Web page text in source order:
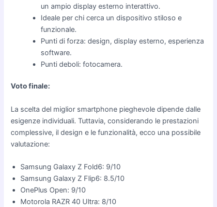
un ampio display esterno interattivo.
Ideale per chi cerca un dispositivo stiloso e
funzionale.
Punti di forza: design, display esterno, esperienza
software.
Punti deboli: fotocamera.
Voto finale:
La scelta del miglior smartphone pieghevole dipende dalle
esigenze individuali. Tuttavia, considerando le prestazioni
complessive, il design e le funzionalità, ecco una possibile
valutazione:
Samsung Galaxy Z Fold6: 9/10
Samsung Galaxy Z Flip6: 8.5/10
OnePlus Open: 9/10
Motorola RAZR 40 Ultra: 8/10